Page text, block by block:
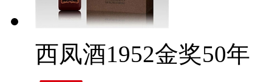
西凤酒1952金奖50年